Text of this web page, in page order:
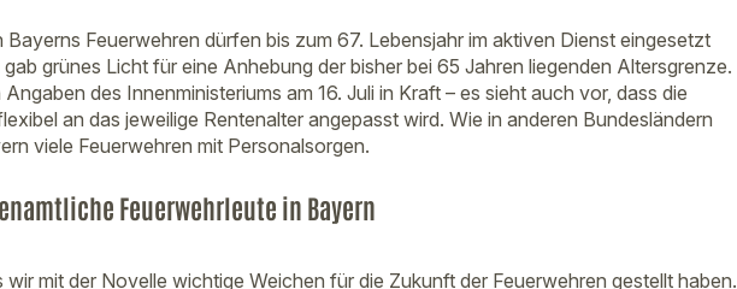
Feuerwehren dürfen bis zum 67. Lebensjahr im aktiven Dienst eingesetzt
grünes Licht für eine Anhebung der bisher bei 65 Jahren liegenden Altersgrenze.
des Innenministeriums am 16. Juli in Kraft – es sieht auch vor, dass die
an das jeweilige Rentenalter angepasst wird. Wie in anderen Bundesländern
viele Feuerwehren mit Personalsorgen.
Feuerwehrleute in Bayern
wir mit der Novelle wichtige Weichen für die Zukunft der Feuerwehren gestellt haben.